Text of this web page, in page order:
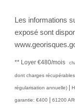
Les informations
exposé sont
** Loyer €480/mois
dont charges
régularisation annuelle) |
garantie: €400 | 61200